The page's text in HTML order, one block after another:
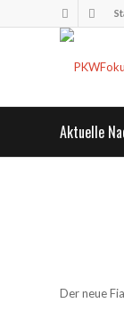
Aktuelle
Der neue